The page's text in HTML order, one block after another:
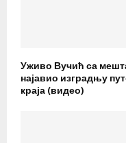
Уживо Вучић са
најавио изградњу
краја (видео)